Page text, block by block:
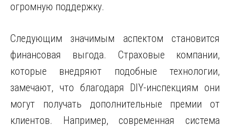
огромную поддержку.
Следующим значимым аспектом становится
финансовая выгода. Страховые компании,
которые внедряют подобные технологии,
замечают, что благодаря DIY-инспекциям они
могут получать дополнительные премии от
клиентов. Например, современная система